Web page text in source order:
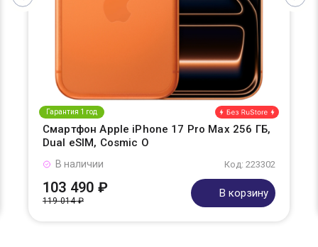
Гарантия 1 год
Смартфон Apple iPhone 17 Pro Max 256 ГБ,
Dual eSIM, Cosmic O
Код: 223302
В наличии
103 490 ₽
119 014 ₽
В корзину